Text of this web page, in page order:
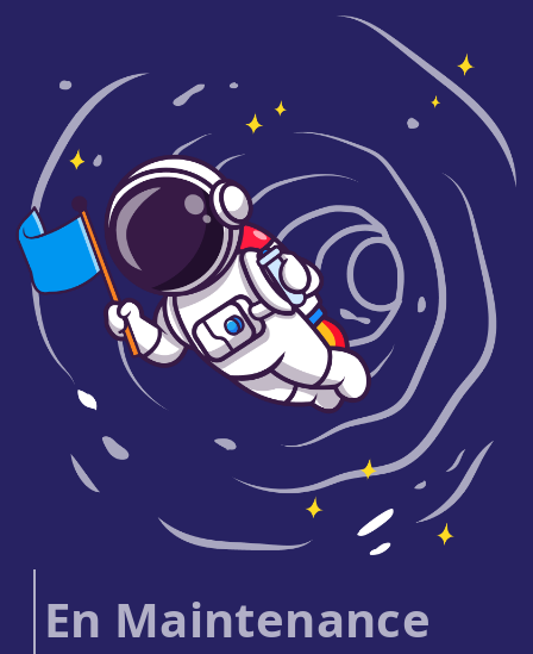
En Maintenance